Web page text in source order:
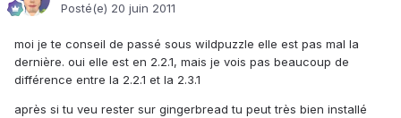
Posté(e) 20 juin 2011
moi je te conseil de passé sous wildpuzzle elle est pas mal la
dernière. oui elle est en 2.2.1, mais je vois pas beaucoup de
différence entre la 2.2.1 et la 2.3.1
après si tu veu rester sur gingerbread tu peut très bien installé